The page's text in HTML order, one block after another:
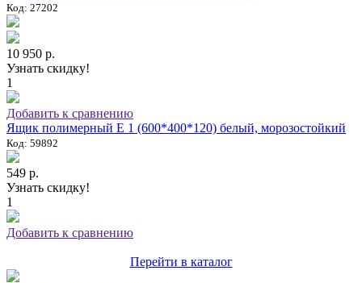
Код: 27202
10 950 р.
Узнать скидку!
1
Добавить к сравнению
Ящик полимерный E 1 (600*400*120) белый, морозостойкий
Код: 59892
549 р.
Узнать скидку!
1
Добавить к сравнению
Перейти в каталог